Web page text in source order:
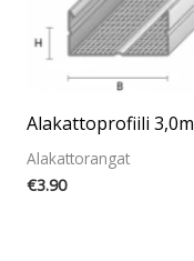
Alakattoprofiili 3,0m
Alakattorangat
€3.90